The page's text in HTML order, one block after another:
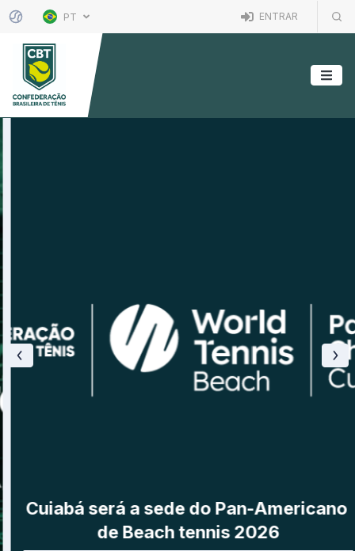
PT ENTRAR
Cuiabá será a sede do Pan-Americano
de Beach tennis 2026